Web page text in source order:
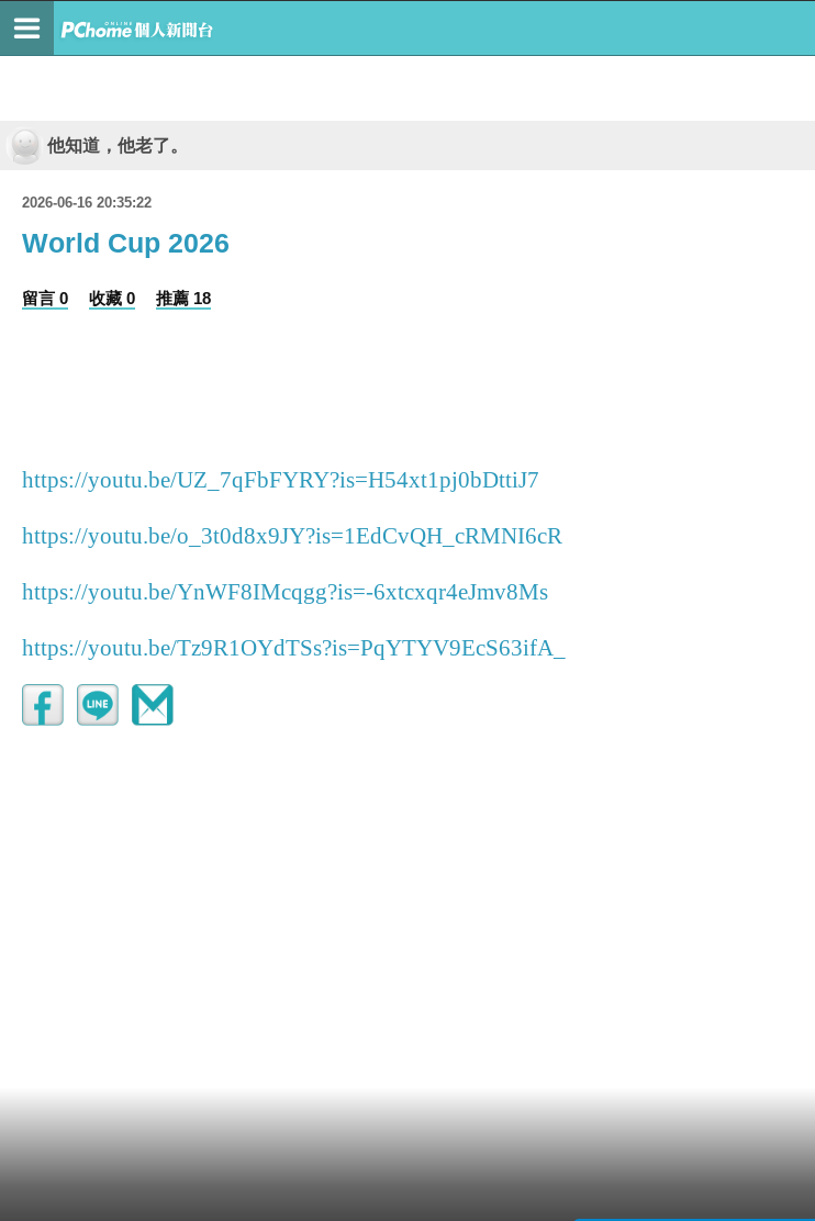
他知道，他老了。
2026-06-16 20:35:22
World Cup 2026
留言 0 收藏 0 推薦 18
https://youtu.be/UZ_7qFbFYRY?is=H54xt1pj0bDttiJ7
https://youtu.be/o_3t0d8x9JY?is=1EdCvQH_cRMNI6cR
https://youtu.be/YnWF8IMcqgg?is=-6xtcxqr4eJmv8Ms
https://youtu.be/Tz9R1OYdTSs?is=PqYTYV9EcS63ifA_